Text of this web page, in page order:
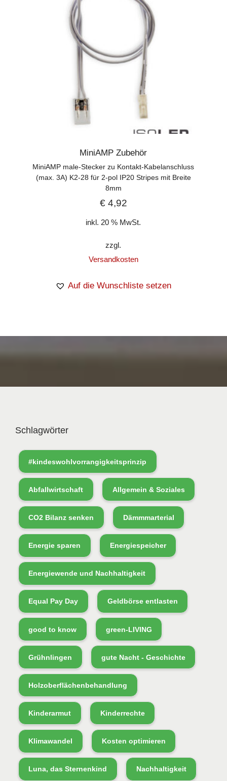
MiniAMP Zubehör
MiniAMP male-Stecker zu Kontakt-Kabelanschluss
(max. 3A) K2-28 für 2-pol IP20 Stripes mit Breite
8mm
€4,92
inkl. 20 % MwSt.
zzgl.
Versandkosten
Auf die Wunschliste setzen
Schlagwörter
#kindeswohlvorrangigkeitsprinzip
Abfallwirtschaft Allgemein & Soziales
CO2 Bilanz senken Dämmmarterial
Energie sparen Energiespeicher
Energiewende und Nachhaltigkeit
Equal Pay Day Geldbörse entlasten
good to know green-LIVING
Grühnlingen gute Nacht - Geschichte
Holzoberflächenbehandlung
Kinderarmut Kinderrechte
Klimawandel Kosten optimieren
Luna, das Sternenkind Nachhaltigkeit